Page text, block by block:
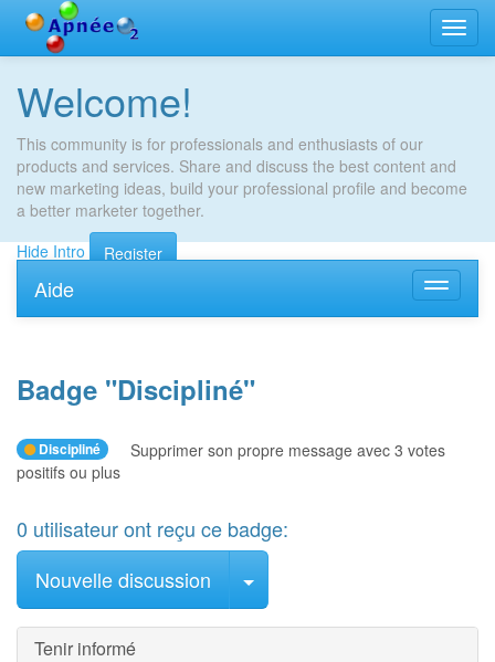
la
Welcome!
This community is for professionals and enthusiasts of our
products and services. Share and discuss the best content and
new marketing ideas, build your professional profile and become
a better marketer together.
Hide Intro
Register
Basculer
la
Aide
Badge "Discipliné"
Discipliné
Supprimer son propre message avec 3 votes
positifs ou plus
0 utilisateuront reçu ce badge:
Nouvelle discussion
Sélectionner le message
Tenir informé